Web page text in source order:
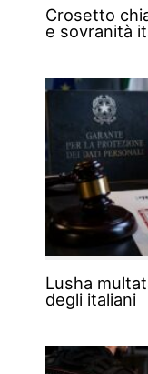
Crosetto
e sovranità
Lusha
degli italiani